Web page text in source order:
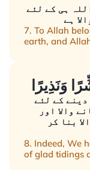
ہی کے لئے
ہے
7. To Allah
earth, and
کے لئے
والا اور
بنا کر
8. Indeed, We
of glad tidings